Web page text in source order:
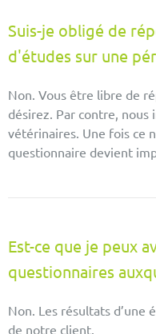
Suis-je obligé de
d'études sur une
Non. Vous être libre de
désirez. Par contre,
vétérinaires. Une fois ce
questionnaire devient
Est-ce que je peux
questionnaires
Non. Les résultats d’une
de notre client.